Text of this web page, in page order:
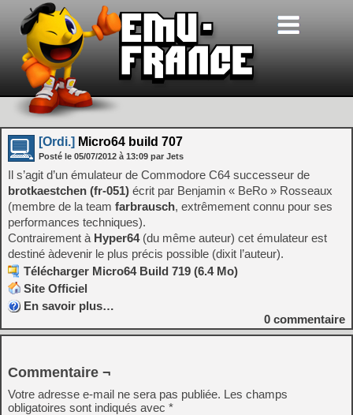
[Ordi.] Micro64 build 707
Posté le 05/07/2012 à 13:09 par Jets
Il s’agit d’un émulateur de Commodore C64 successeur de
brotkaestchen (fr-051) écrit par Benjamin « BeRo » Rosseaux
(membre de la team farbrausch, extrêmement connu pour ses
performances techniques).
Contrairement à Hyper64(du même auteur) cet émulateur est
destiné àdevenir le plus précis possible (dixit l’auteur).
Télécharger Micro64 Build 719 (6.4 Mo)
Site Officiel
En savoir plus…
0 commentaire
Commentaire ¬
Votre adresse e-mail ne sera pas publiée. Les champs
obligatoires sont indiqués avec *